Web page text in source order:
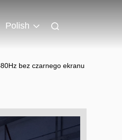
Polish
bez czarnego ekranu